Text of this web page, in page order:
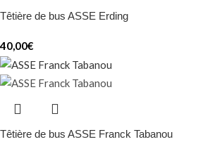
Têtière de bus ASSE Erding
40,00€
Têtière de bus ASSE Franck Tabanou